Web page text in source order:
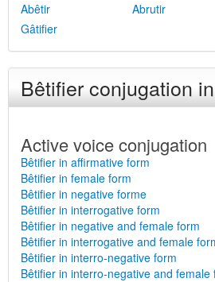
Abêtir
Abrutir
Gâtifier
Bêtifier conjugation
Active voice conjugation
Bêtifier in affirmative form
Bêtifier in female form
Bêtifier in negative forme
Bêtifier in interrogative form
Bêtifier in negative and female form
Bêtifier in interrogative and female
Bêtifier in interro-negative form
Bêtifier in interro-negative and female